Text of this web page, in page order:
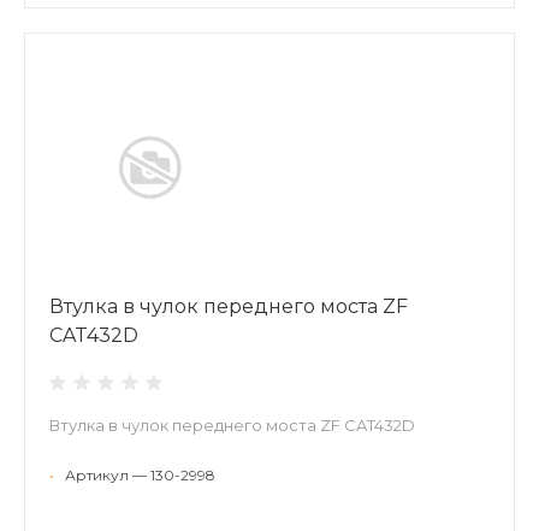
Втулка в чулок переднего моста ZF
CAT432D
Втулка в чулок переднего моста ZF CAT432D
• Артикул — 130-2998